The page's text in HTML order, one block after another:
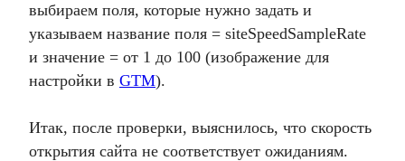
выбираем поля, которые нужно задать и
указываем название поля = siteSpeedSampleRate
и значение = от 1 до 100 (изображение для
настройки в GTM).
Итак, после проверки, выяснилось, что скорость
открытия сайта не соответствует ожиданиям.